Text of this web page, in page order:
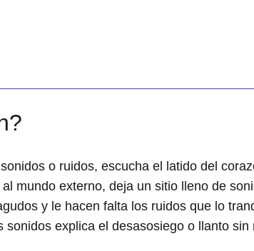
o ruidos, escucha el latido del
mundo externo, deja un sitio lleno de
y le hacen falta los ruidos que lo
explica el desasosiego o llanto